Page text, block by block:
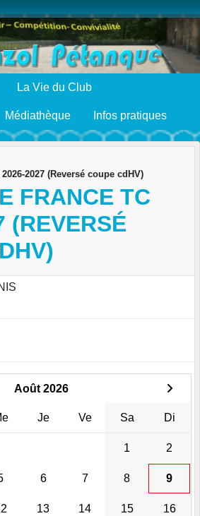
La Vie du Club
Médiathèque Infos pratiques
2027 (Reversé coupe cdHV)
FRANCE TC
(REVERSÉ
Août 2026
Je Ve Sa Di
1 2
6 7 8 9
13 14 15 16